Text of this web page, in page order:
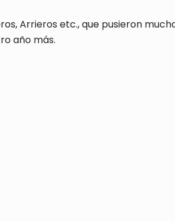
Arrieros etc., que pusieron
año más.